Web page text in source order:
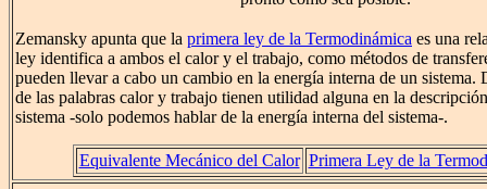
Zemansky apunta que la primera ley de la Termodinámica es una
ley identifica a ambos el calor y el trabajo, como métodos de
pueden llevar a cabo un cambio en la energía interna de un sistema.
de las palabras calor y trabajo tienen utilidad alguna en la
sistema -solo podemos hablar de la energía interna del sistema-.
Equivalente Mecánico del Calor Primera Ley de la